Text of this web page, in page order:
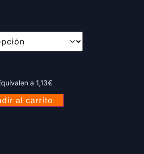
a 1,13€
al carrito